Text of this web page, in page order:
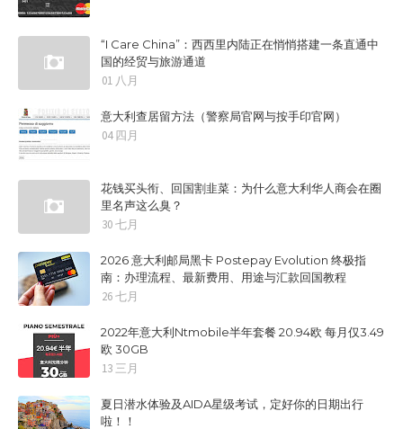
“I Care China”：西西里内陆正在悄悄搭建一条直通中
国的经贸与旅游通道
01 八月
意大利查居留方法（警察局官网与按手印官网）
04 四月
花钱买头衔、回国割韭菜：为什么意大利华人商会在圈
里名声这么臭？
30 七月
2026 意大利邮局黑卡 Postepay Evolution 终极指
南：办理流程、最新费用、用途与汇款回国教程
26 七月
2022年意大利Ntmobile半年套餐 20.94欧 每月仅3.49
欧 30GB
13 三月
夏日潜水体验及AIDA星级考试，定好你的日期出行
啦！！